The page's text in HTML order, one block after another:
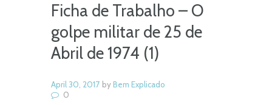
Ficha de Trabalho – O
golpe militar de 25 de
Abril de 1974 (1)
April 30, 2017 byBem Explicado
0